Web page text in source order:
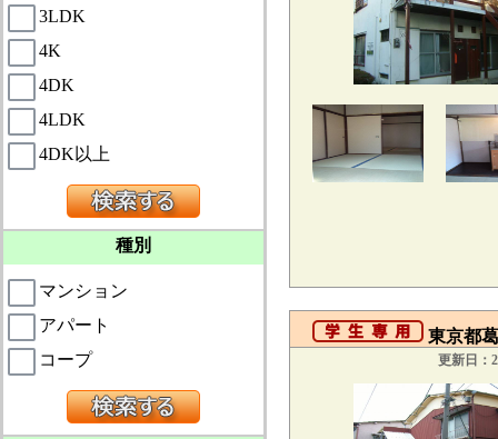
3LDK
4K
4DK
4LDK
4DK以上
種別
マンション
アパート
コープ
東京都
更新日：